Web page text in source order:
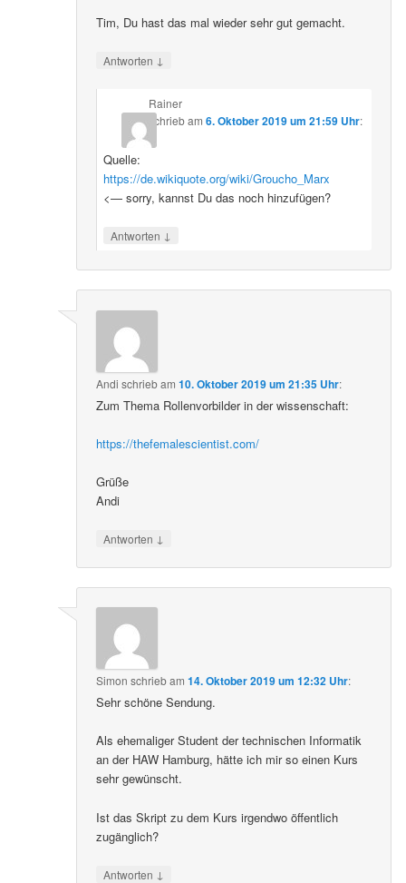
Tim, Du hast das mal wieder sehr gut gemacht.
Antworten ↓
Rainer
schriebam 6. Oktober 2019 um 21:59 Uhr:
Quelle:
https://de.wikiquote.org/wiki/Groucho_Marx
<— sorry, kannst Du das noch hinzufügen?
Antworten ↓
Andi schriebam10. Oktober 2019 um 21:35 Uhr:
Zum Thema Rollenvorbilder in der wissenschaft:
https://thefemalescientist.com/
Grüße
Andi
Antworten ↓
Simon schriebam14. Oktober 2019 um 12:32 Uhr:
Sehr schöne Sendung.
Als ehemaliger Student der technischen Informatik
an der HAW Hamburg, hätte ich mir so einen Kurs
sehr gewünscht.
Ist das Skript zu dem Kurs irgendwo öffentlich
zugänglich?
Antworten ↓